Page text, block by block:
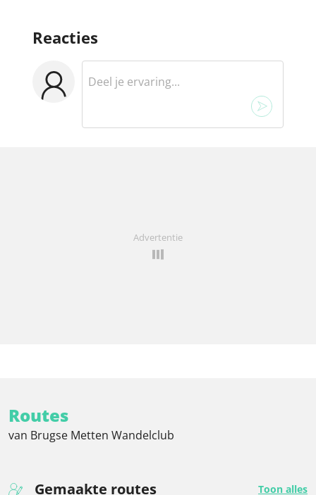
Reacties
Advertentie
Routes
van Brugse Metten Wandelclub
Gemaakte routes
Toon alles